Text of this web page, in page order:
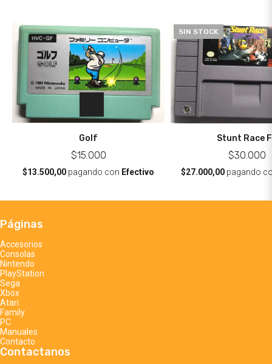
Golf
$15.000
$13.500,00 pagando con Efectivo
SIN STOCK
Stunt Race
$30.000
$27.000,00 pagando
Páginas
Accesorios
Consolas
Nintendo
PlayStation
Sega
Xbox
Atari
Family
PC
Manuales
Contacto
Contactanos